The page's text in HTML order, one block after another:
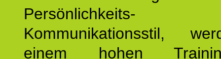
Kommunikationsstil,
einem hohen